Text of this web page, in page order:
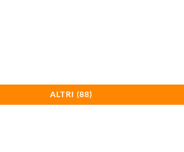
Officina per la Scienza e la Tecnologia – POST
ALTRI (88)